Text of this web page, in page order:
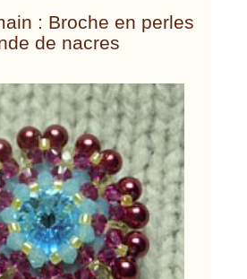
: Broche en perles
de nacres